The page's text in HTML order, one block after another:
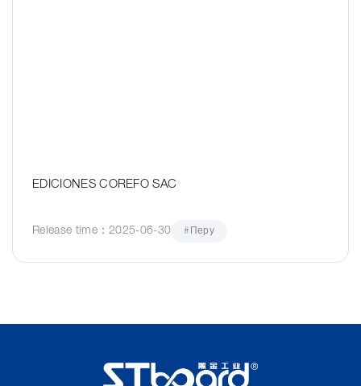
EDICIONES COREFO SAC
Release time：2025-06-30 #Перу